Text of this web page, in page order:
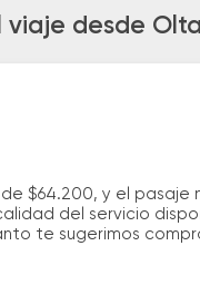
desde
$64.200, y el
del servicio
te sugerimos